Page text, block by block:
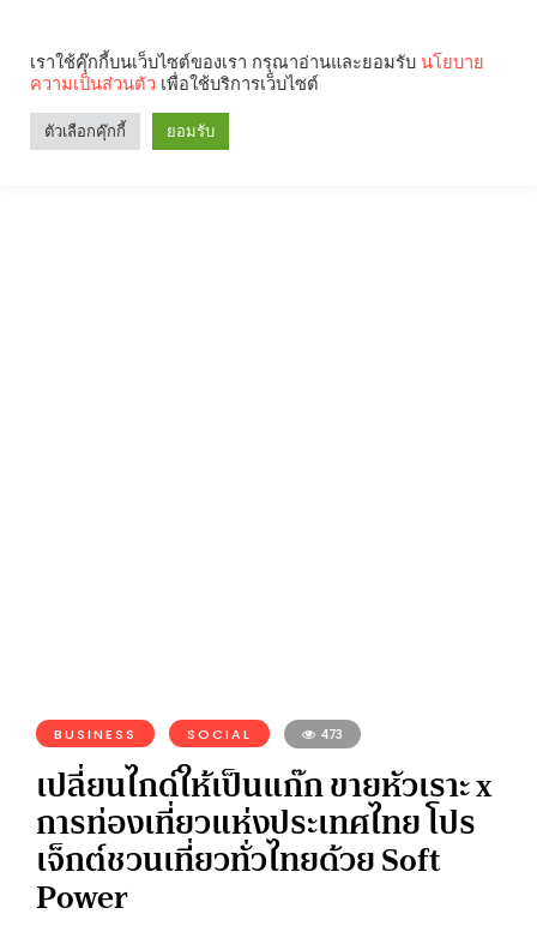
BUSINESS SOCIAL 473
เปลี่ยนไกด์ให้เป็นแก๊ก ขายหัวเราะ x
การท่องเที่ยวแห่งประเทศไทย โปร
เจ็กต์ชวนเที่ยวทั่วไทยด้วย Soft
Power
เราใช้คุ๊กกี้บนเว็บไซต์ของเรา กรุณาอ่านและยอมรับ นโยบาย
ความเป็นส่วนตัว เพื่อใช้บริการเว็บไซต์
ตัวเลือกคุ๊กกี้ ยอมรับ